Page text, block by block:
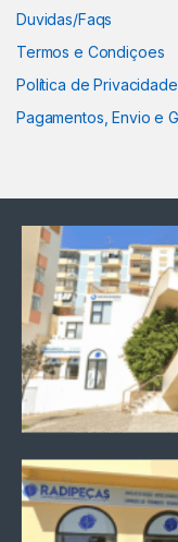
Duvidas/Faqs
Termos e Condiçoes
Política de Privacidade
Pagamentos, Envio e